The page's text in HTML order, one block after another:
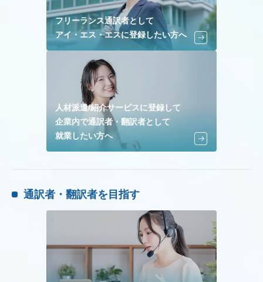
フリーランス通訳者として
アイ・エス・エスに登録したい方へ
人材派遣/紹介サービスに登録して
企業内で通訳者・翻訳者として
就業したい方へ
通訳者・翻訳者を目指す